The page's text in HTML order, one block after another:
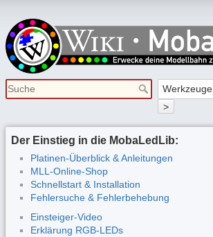
>
Der Einstieg in die MobaLedLib:
Platinen-Überblick & Anleitungen
MLL-Online-Shop
Schnellstart & Installation
Fehlersuche & Fehlerbehebung
Einsteiger-Video
Erklärung RGB-LEDs